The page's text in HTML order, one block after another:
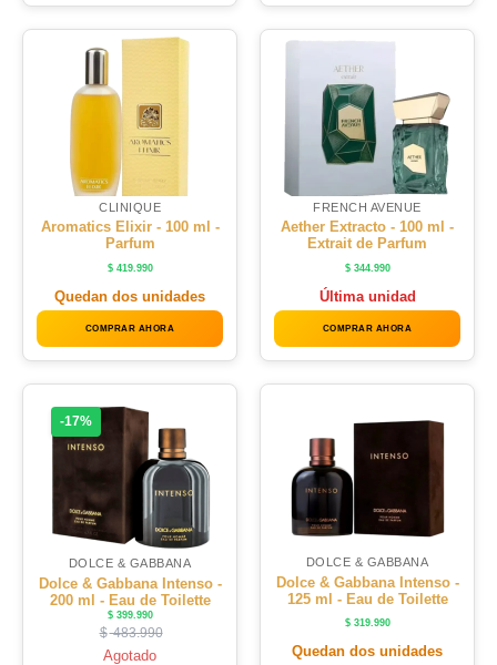
CLINIQUE
Aromatics Elixir - 100 ml -
Parfum
$419.990
Quedan dos unidades
COMPRAR AHORA
FRENCH AVENUE
Aether Extracto - 100 ml -
Extrait de Parfum
$344.990
Última unidad
COMPRAR AHORA
-17%
DOLCE & GABBANA
Dolce & Gabbana Intenso -
200 ml - Eau de Toilette
$399.990
$483.990
Agotado
DOLCE & GABBANA
Dolce & Gabbana Intenso -
125 ml - Eau de Toilette
$319.990
Quedan dos unidades